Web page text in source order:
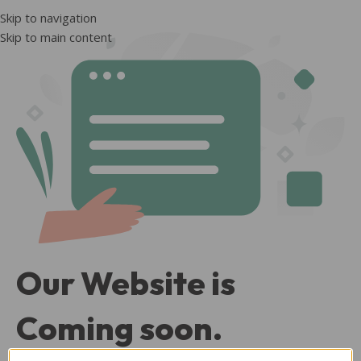
Skip to navigation
Skip to main content
Our Website is
Coming soon.